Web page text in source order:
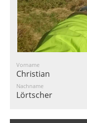
Vorname
Christian
Nachname
Lörtscher